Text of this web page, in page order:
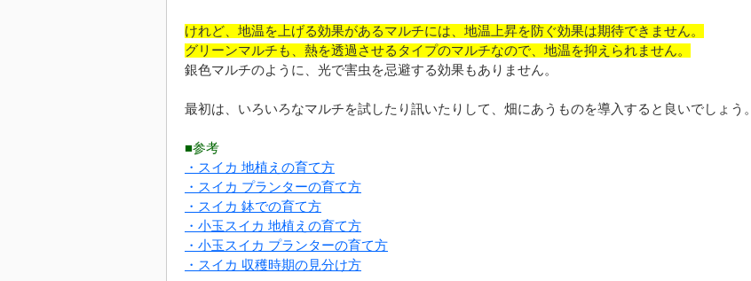
けれど、地温を上げる効果があるマルチには、地温上昇を防ぐ効果は期待できません。
グリーンマルチも、熱を透過させるタイプのマルチなので、地温を抑えられません。
銀色マルチのように、光で害虫を忌避する効果もありません。
最初は、いろいろなマルチを試したり訊いたりして、畑にあうものを導入すると良いでしょう。
■参考
・スイカ 地植えの育て方
・スイカ プランターの育て方
・スイカ 鉢での育て方
・小玉スイカ 地植えの育て方
・小玉スイカ プランターの育て方
・スイカ 収穫時期の見分け方